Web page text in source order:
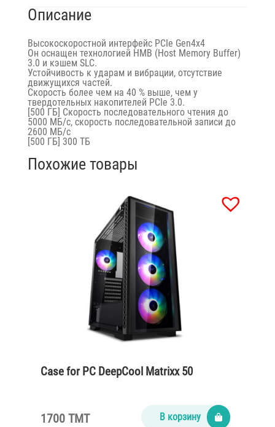
Описание
Высокоскоростной интерфейс PCIe Gen4x4
Он оснащен технологией HMB (Host Memory Buffer)
3.0 и кэшем SLC.
Устойчивость к ударам и вибрации, отсутствие
движущихся частей.
Скорость более чем на 40 % выше, чем у
твердотельных накопителей PCIe 3.0.
[500 ГБ] Скорость последовательного чтения до
5000 МБ/с, скорость последовательной записи до
2600 МБ/с
[500 ГБ] 300 ТБ
Похожие товары
Case for PC DeepCool Matrixx 50
1700 TMT В корзину